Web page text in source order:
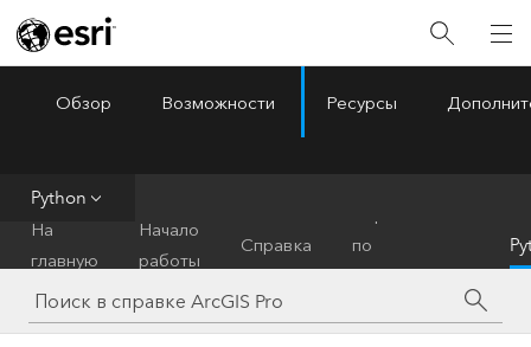
ArcGIS Pro
Обзор Возможности Ресурсы
Python
На
главную
Начало
работы
Справка
по
инструментам